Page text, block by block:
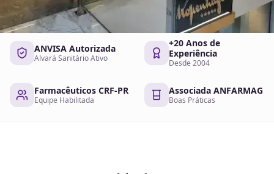
ANVISA Autorizada
Alvará Sanitário Ativo
+20 Anos de
Experiência
Desde 2004
Farmacêuticos CRF-PR
Equipe Habilitada
Associada ANFARMAG
Boas Práticas